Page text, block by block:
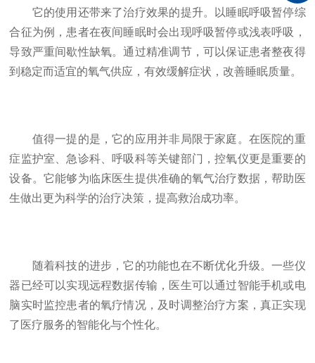
它的使用还带来了治疗效果的提升。以睡眠呼吸暂停综
合征为例，患者在夜间睡眠时会出现呼吸暂停或浅表呼吸，
导致严重间歇性缺氧。通过精准调节，可以保证患者整夜得
到稳定而适宜的氧气供应，有效缓解症状，改善睡眠质量。
值得一提的是，它的应用并非局限于家庭。在医院的重
症监护室、急诊科、呼吸科等关键部门，控氧仪更是重要的
设备。它能够为临床医生提供准确的氧气治疗数据，帮助医
生做出更为科学的治疗决策，提高救治成功率。
随着科技的进步，它的功能也在不断优化升级。一些仪
器已经可以实现远程数据传输，医生可以通过智能手机或电
脑实时监控患者的氧疗情况，及时调整治疗方案，真正实现
了医疗服务的智能化与个性化。